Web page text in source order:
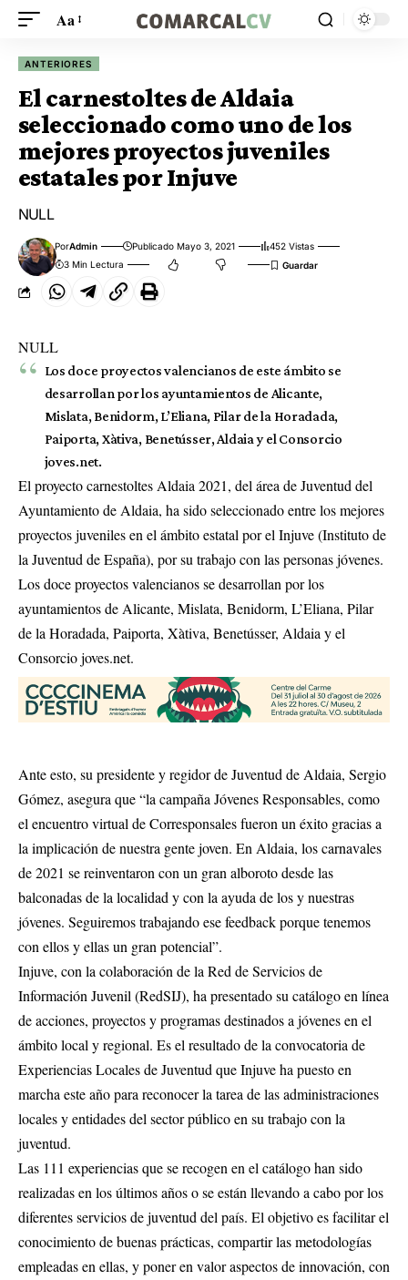
Aa
ANTERIORES
El carnestoltes de Aldaia
seleccionado como uno de los
mejores proyectos juveniles
estatales por Injuve
NULL
PorAdmin Publicado Mayo 3, 2021
452 Vistas
3 Min Lectura
NULL
Los doce proyectos valencianos de este ámbito se
desarrollan por los ayuntamientos de Alicante,
Mislata, Benidorm, L’Eliana, Pilar de la Horadada,
Paiporta, Xàtiva, Benetússer, Aldaia y el Consorcio
joves.net.
El proyecto carnestoltes Aldaia 2021, del área de Juventud del
Ayuntamiento de Aldaia, ha sido seleccionado entre los mejores
proyectos juveniles en el ámbito estatal por el Injuve (Instituto de
la Juventud de España), por su trabajo con las personas jóvenes.
Los doce proyectos valencianos se desarrollan por los
ayuntamientos de Alicante, Mislata, Benidorm, L’Eliana, Pilar
de la Horadada, Paiporta, Xàtiva, Benetússer, Aldaia y el
Consorcio joves.net.
Ante esto, su presidente y regidor de Juventud de Aldaia, Sergio
Gómez, asegura que “la campaña Jóvenes Responsables, como
el encuentro virtual de Corresponsales fueron un éxito gracias a
la implicación de nuestra gente joven. En Aldaia, los carnavales
de 2021 se reinventaron con un gran alboroto desde las
balconadas de la localidad y con la ayuda de los y nuestras
jóvenes. Seguiremos trabajando ese feedback porque tenemos
con ellos y ellas un gran potencial”.
Injuve, con la colaboración de la Red de Servicios de
Información Juvenil (RedSIJ), ha presentado su catálogo en línea
de acciones, proyectos y programas destinados a jóvenes en el
ámbito local y regional. Es el resultado de la convocatoria de
Experiencias Locales de Juventud que Injuve ha puesto en
marcha este año para reconocer la tarea de las administraciones
locales y entidades del sector público en su trabajo con la
juventud.
Las 111 experiencias que se recogen en el catálogo han sido
realizadas en los últimos años o se están llevando a cabo por los
diferentes servicios de juventud del país. El objetivo es facilitar el
conocimiento de buenas prácticas, compartir las metodologías
empleadas en ellas, y poner en valor aspectos de innovación, con